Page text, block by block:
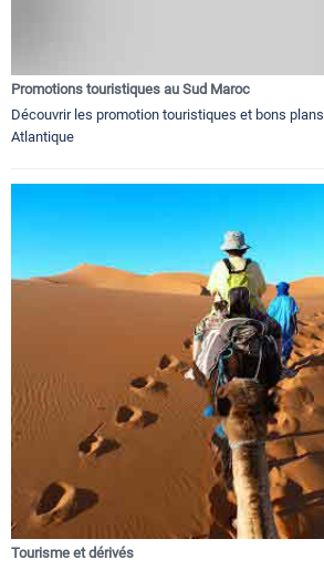
Promotions touristiques au Sud Maroc
Découvrir les promotion touristiques et bons
Atlantique
Tourisme et dérivés